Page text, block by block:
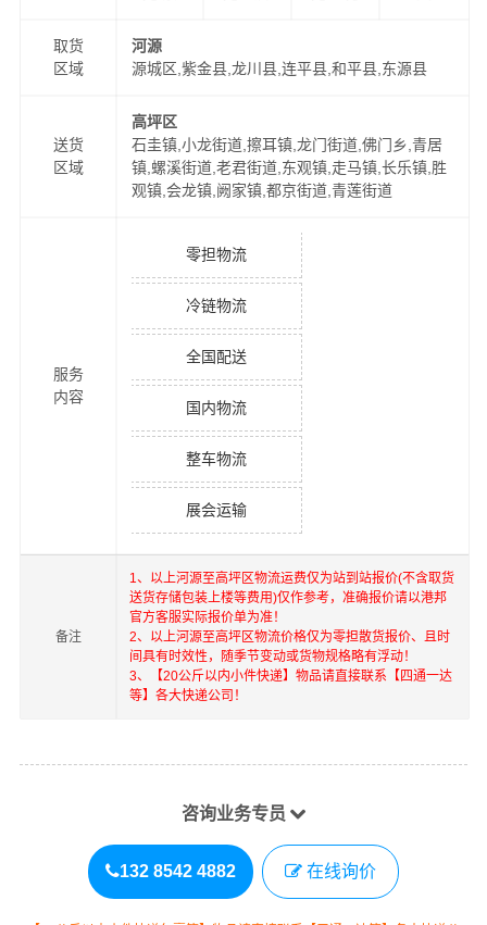
取货
区域
河源
源城区,紫金县,龙川县,连平县,和平县,东源县
送货
区域
高坪区
石圭镇,小龙街道,擦耳镇,龙门街道,佛门乡,青居
镇,螺溪街道,老君街道,东观镇,走马镇,长乐镇,胜
观镇,会龙镇,阙家镇,都京街道,青莲街道
服务
内容
零担物流
冷链物流
全国配送
国内物流
整车物流
展会运输
备注
1、以上河源至高坪区物流运费仅为站到站报价(不含取货
送货存储包装上楼等费用)仅作参考，准确报价请以港邦
官方客服实际报价单为准！
2、以上河源至高坪区物流价格仅为零担散货报价、且时
间具有时效性，随季节变动或货物规格略有浮动！
3、【20公斤以内小件快递】物品请直接联系【四通一达
等】各大快递公司！
咨询业务专员
132 8542 4882 在线询价